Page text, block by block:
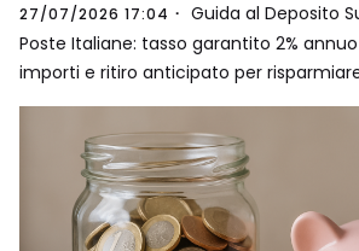
27/07/2026 17:04
Guida al Deposito
Poste Italiane: tasso garantito 2%
importi e ritiro anticipato per